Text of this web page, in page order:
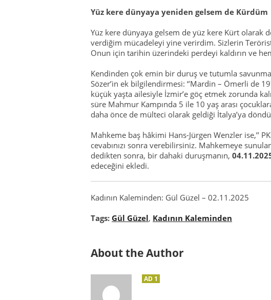
Yüz kere dünyaya yeniden gelsem de Kürdüm
Yüz kere dünyaya gelsem de yüz kere Kürt olarak
verdiğim mücadeleyi yine verirdim. Sizlerin
Onun için tarihin üzerindeki perdeyi kaldırın ve
Kendinden çok emin bir duruş ve tutumla
Sözer’in ek bilgilendirmesi: ‘’Mardin – Ömerli de
küçük yaşta ailesiyle İzmir’e göç etmek zorunda
süre Mahmur Kampında 5 ile 10 yaş arası
daha önce de mülteci olarak geldiği İtalya’ya döndü
Mahkeme baş hâkimi Hans-Jürgen Wenzler ise,’’
cevabınızı sonra verebilirsiniz. Mahkemeye
dedikten sonra, bir dahaki duruşmanın,
edeceğini ekledi.
Kadının Kaleminden: Gül Güzel – 02.11.2025
Tags: Gül Güzel, Kadının Kaleminden
About the Author
AD 1